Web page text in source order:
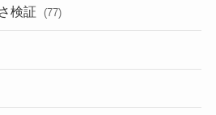
検証 (77)